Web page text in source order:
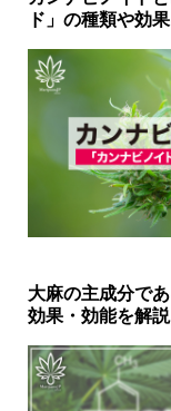
ド」の種類や効
大麻の主成分で
効果・効能を解説